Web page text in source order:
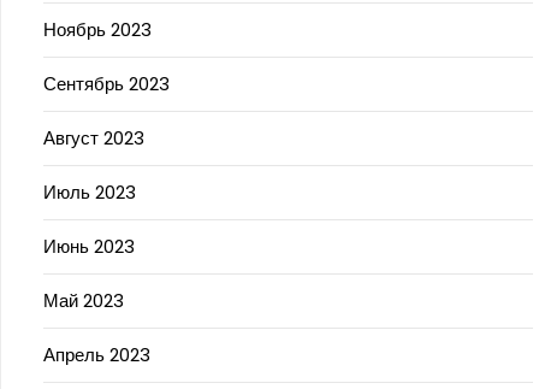
Ноябрь 2023
Сентябрь 2023
Август 2023
Июль 2023
Июнь 2023
Май 2023
Апрель 2023